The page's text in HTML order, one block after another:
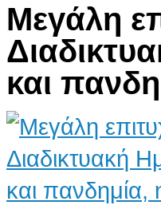
Μεγάλη
και